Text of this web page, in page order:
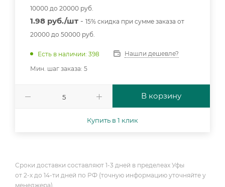
10000 до 20000 руб.
1.98 руб./шт - 15% скидка при сумме заказа от
20000 до 50000 руб.
Есть в наличии: 398
Нашли дешевле?
Мин. шаг заказа: 5
В корзину
Купить в 1 клик
Сроки доставки составляют 1-3 дней в пределеах Уфы
от 2-х до 14-ти дней по РФ (точную информацию уточняйте у
менеджера).